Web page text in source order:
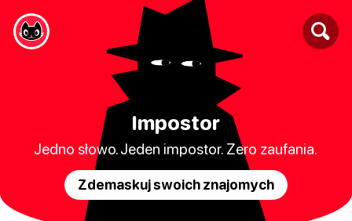
Impostor
Jedno słowo. Jeden impostor. Zero zaufania.
Zdemaskuj swoich znajomych